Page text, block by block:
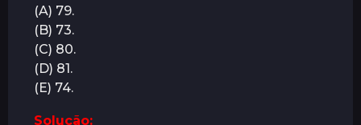
(A) 79.
(B) 73.
(C) 80.
(D) 81.
(E) 74.
Solução: